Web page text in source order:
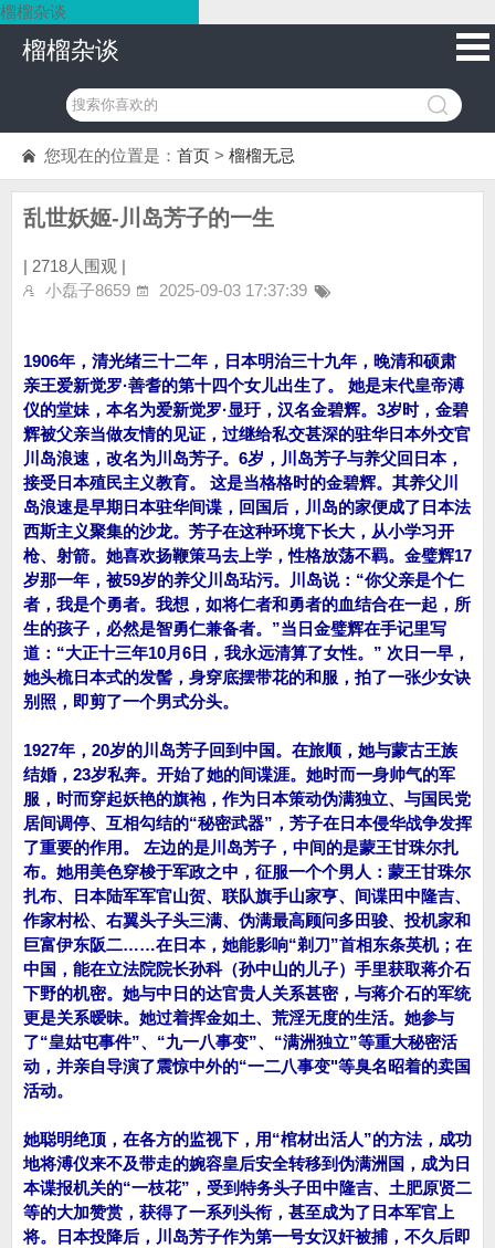
榴榴杂谈
榴榴杂谈
您现在的位置是： 首页 > 榴榴无忌
乱世妖姬-川岛芳子的一生
| 2718人围观 |
小磊子8659
2025-09-03 17:37:39
1906年，清光绪三十二年，日本明治三十九年，晚清和硕肃
亲王爱新觉罗·善耆的第十四个女儿出生了。 她是末代皇帝溥
仪的堂妹，本名为爱新觉罗·显玗，汉名金碧辉。3岁时，金碧
辉被父亲当做友情的见证，过继给私交甚深的驻华日本外交官
川岛浪速，改名为川岛芳子。6岁，川岛芳子与养父回日本，
接受日本殖民主义教育。 这是当格格时的金碧辉。其养父川
岛浪速是早期日本驻华间谍，回国后，川岛的家便成了日本法
西斯主义聚集的沙龙。芳子在这种环境下长大，从小学习开
枪、射箭。她喜欢扬鞭策马去上学，性格放荡不羁。金璧辉17
岁那一年，被59岁的养父川岛玷污。川岛说：“你父亲是个仁
者，我是个勇者。我想，如将仁者和勇者的血结合在一起，所
生的孩子，必然是智勇仁兼备者。”当日金璧辉在手记里写
道：“大正十三年10月6日，我永远清算了女性。” 次日一早，
她头梳日本式的发髻，身穿底摆带花的和服，拍了一张少女诀
别照，即剪了一个男式分头。
1927年，20岁的川岛芳子回到中国。在旅顺，她与蒙古王族
结婚，23岁私奔。开始了她的间谍涯。她时而一身帅气的军
服，时而穿起妖艳的旗袍，作为日本策动伪满独立、与国民党
居间调停、互相勾结的“秘密武器”，芳子在日本侵华战争发挥
了重要的作用。 左边的是川岛芳子，中间的是蒙王甘珠尔扎
布。她用美色穿梭于军政之中，征服一个个男人：蒙王甘珠尔
扎布、日本陆军军官山贺、联队旗手山家亨、间谍田中隆吉、
作家村松、右翼头子头三满、伪满最高顾问多田骏、投机家和
巨富伊东阪二……在日本，她能影响“剃刀”首相东条英机；在
中国，能在立法院院长孙科（孙中山的儿子）手里获取蒋介石
下野的机密。她与中日的达官贵人关系甚密，与蒋介石的军统
更是关系暧昧。她过着挥金如土、荒淫无度的生活。她参与
了“皇姑屯事件”、“九一八事变”、“满洲独立”等重大秘密活
动，并亲自导演了震惊中外的“一二八事变"等臭名昭着的卖国
活动。
她聪明绝顶，在各方的监视下，用“棺材出活人”的方法，成功
地将溥仪来不及带走的婉容皇后安全转移到伪满洲国，成为日
本谍报机关的“一枝花”，受到特务头子田中隆吉、土肥原贤二
等的大加赞赏，获得了一系列头衔，甚至成为了日本军官上
将。日本投降后，川岛芳子作为第一号女汉奸被捕，不久后即